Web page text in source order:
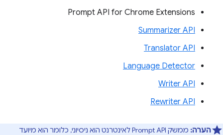
‫Prompt API for Chrome Extensions
Summarizer API
Translator API
Language Detector
Writer API
Rewriter API
הערה:
ממשק Prompt API לאינטרנט הוא ניסיוני, כלומר הוא מיועד